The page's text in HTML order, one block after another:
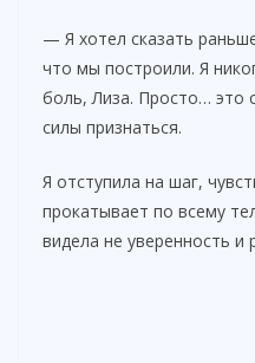
— Я хотел сказать
что мы построили. Я
боль, Лиза. Просто… это
силы признаться.
Я отступила на шаг,
прокатывает по всему
видела не уверенность и